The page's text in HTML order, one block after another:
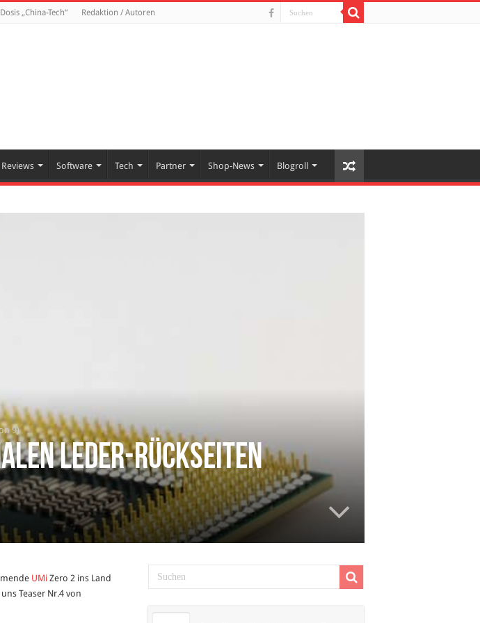
„China-Tech“ Redaktion / Autoren
Reviews Software Tech Partner Shop-News Blogroll
9)
Leder-Rückseiten
UMi Zero 2 ins Land
Teaser Nr.4 von